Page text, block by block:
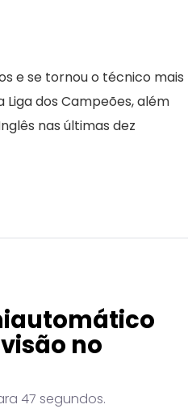
e se tornou o técnico mais
dos Campeões, além
nas últimas dez
no
47 segundos.